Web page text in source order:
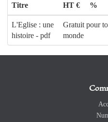
Titre
HT €
%
L'Eglise : une
histoire - pdf
Gratuit pour
monde